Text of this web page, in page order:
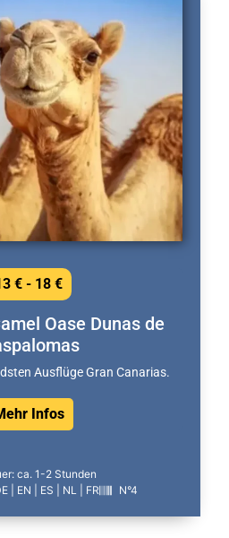
Oase Dunas de
Ausflüge Gran Canarias.
Infos
€ - 18 €
ca. 1-2 Stunden
| EN | ES | NL | FR
N°4